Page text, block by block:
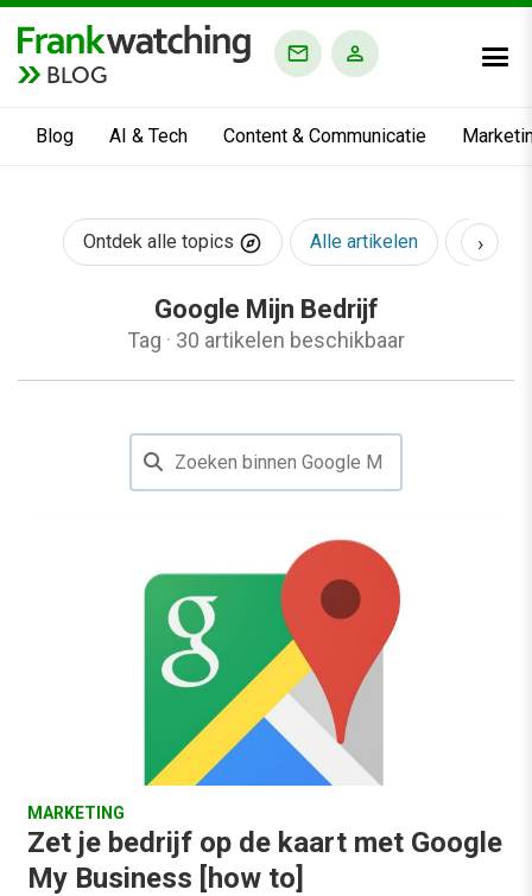
BLOG
Blog AI & Tech Content & Communicatie
Ontdek alle topics Alle artikelen AI &
›
Google Mijn Bedrijf
Tag · 30 artikelen beschikbaar
MARKETING
Zet je bedrijf op de kaart met Google
My Business [how to]